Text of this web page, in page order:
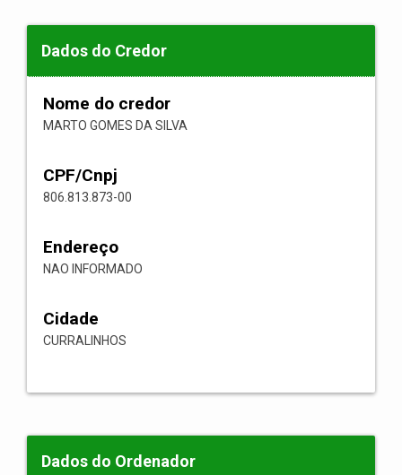
Dados do Credor
Nome do credor
MARTO GOMES DA SILVA
CPF/Cnpj
806.813.873-00
Endereço
NAO INFORMADO
Cidade
CURRALINHOS
Dados do Ordenador